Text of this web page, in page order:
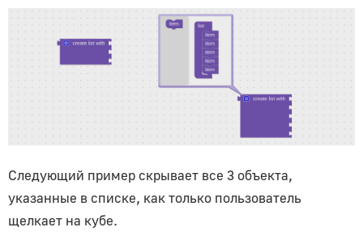
Материалы и текстуры
Анимация
Морфинг
Тени
Прозрачность
Анимационные ограничители
glTF-материалы
Maya
Следующий пример скрывает все 3 объекта,
указанные в списке, как только пользователь
щелкает на кубе.